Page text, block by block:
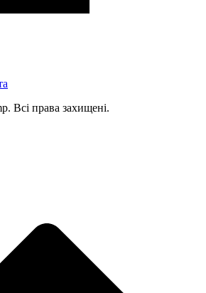
Всі права захищені.